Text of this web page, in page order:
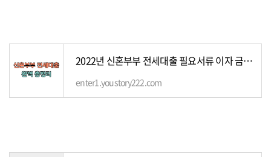
2022년 신혼부부 전세대출 필요서류 이자 금리 신청방법 총정리 (주택도시기금)
enter1.youstory222.com